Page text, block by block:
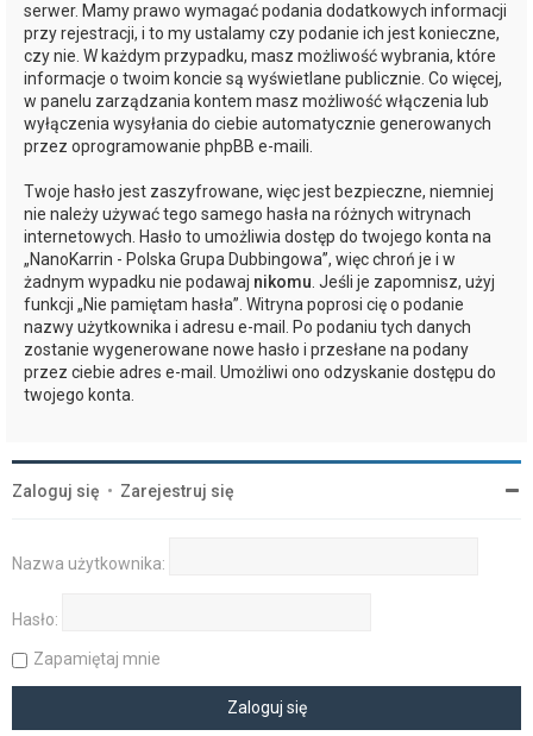
serwer. Mamy prawo wymagać podania dodatkowych informacji
przy rejestracji, i to my ustalamy czy podanie ich jest konieczne,
czy nie. W każdym przypadku, masz możliwość wybrania, które
informacje o twoim koncie są wyświetlane publicznie. Co więcej,
w panelu zarządzania kontem masz możliwość włączenia lub
wyłączenia wysyłania do ciebie automatycznie generowanych
przez oprogramowanie phpBB e-maili.
Twoje hasło jest zaszyfrowane, więc jest bezpieczne, niemniej
nie należy używać tego samego hasła na różnych witrynach
internetowych. Hasło to umożliwia dostęp do twojego konta na
„NanoKarrin - Polska Grupa Dubbingowa”, więc chroń je i w
żadnym wypadku nie podawaj nikomu. Jeśli je zapomnisz, użyj
funkcji „Nie pamiętam hasła”. Witryna poprosi cię o podanie
nazwy użytkownika i adresu e-mail. Po podaniu tych danych
zostanie wygenerowane nowe hasło i przesłane na podany
przez ciebie adres e-mail. Umożliwi ono odzyskanie dostępu do
twojego konta.
Zaloguj się • Zarejestruj się
Nazwa użytkownika:
Hasło:
Zapamiętaj mnie